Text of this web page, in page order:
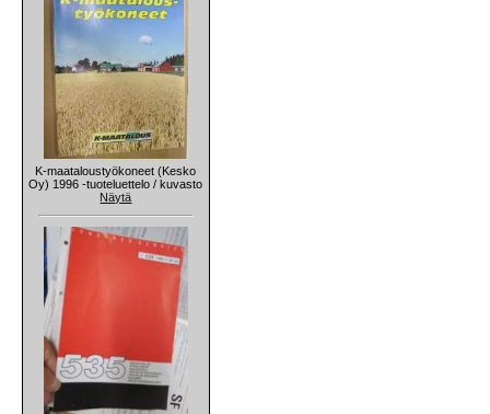
K-maataloustyökoneet (Kesko
Oy) 1996 -tuoteluettelo / kuvasto
Näytä